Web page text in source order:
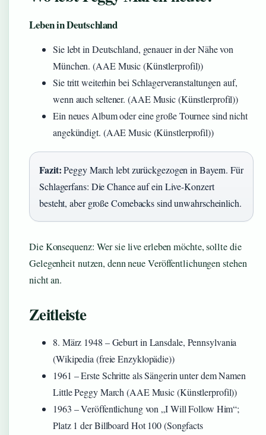
Leben in Deutschland
Sie lebt in Deutschland, genauer in der Nähe von
München. (AAE Music (Künstlerprofil))
Sie tritt weiterhin bei Schlagerveranstaltungen auf,
wenn auch seltener. (AAE Music (Künstlerprofil))
Ein neues Album oder eine große Tournee sind nicht
angekündigt. (AAE Music (Künstlerprofil))
Fazit:Peggy March lebt zurückgezogen in Bayern. Für
Schlagerfans: Die Chance auf ein Live-Konzert
besteht, aber große Comebacks sind unwahrscheinlich.
Die Konsequenz: Wer sie live erleben möchte, sollte die
Gelegenheit nutzen, denn neue Veröffentlichungen stehen
nicht an.
Zeitleiste
8. März 1948 – Geburt in Lansdale, Pennsylvania
(Wikipedia (freie Enzyklopädie))
1961 – Erste Schritte als Sängerin unter dem Namen
Little Peggy March (AAE Music (Künstlerprofil))
1963 – Veröffentlichung von „I Will Follow Him“;
Platz 1 der Billboard Hot 100 (Songfacts